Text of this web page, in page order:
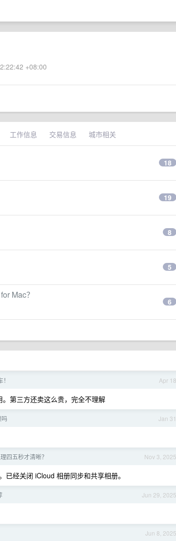
+08:00
工作信息 交易信息 城市相关
18
19
8
5
Mac？
6
Apr 18
第三方还卖这么贵，完全不理解
Jan 31
吗
Nov 3, 2025
四五秒才清晰？
经关闭 iCloud 相册同步和共享相册。
Jun 29, 2025
Jun 8, 2025